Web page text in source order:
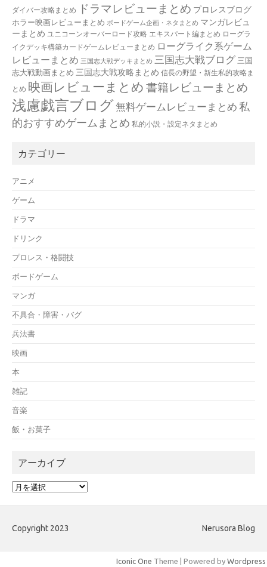
ダイバー攻略まとめ ドラマレビューまとめ プロレスブログ
ホラー映画レビューまとめ ボードゲーム企画・ネタまとめ マンガレビュ
ーまとめ ユニコーンオーバーロード攻略 エキスパート編まとめ ローグラ
イクデッキ構築カードゲームレビューまとめ ローグライク系ゲーム
レビューまとめ 三国志大戦デッキまとめ 三国志大戦ブログ 三国
志大戦動画まとめ 三国志大戦攻略まとめ 信長の野望・新生私的攻略ま
とめ 映画レビューまとめ 書籍レビューまとめ
浅慮戯言ブログ無料ゲームレビューまとめ 私
的おすすめゲームまとめ 私的小説・設定ネタまとめ
カテゴリー
アニメ
ゲーム
ドラマ
ドリンク
プロレス・格闘技
ボードゲーム
マンガ
不具合・障害・バグ
兵法書
映画
本
雑記
音楽
飯・お菓子
アーカイブ
ア
ブ
Copyright 2023 Nerusora Blog
Iconic One Theme | Powered by Wordpress